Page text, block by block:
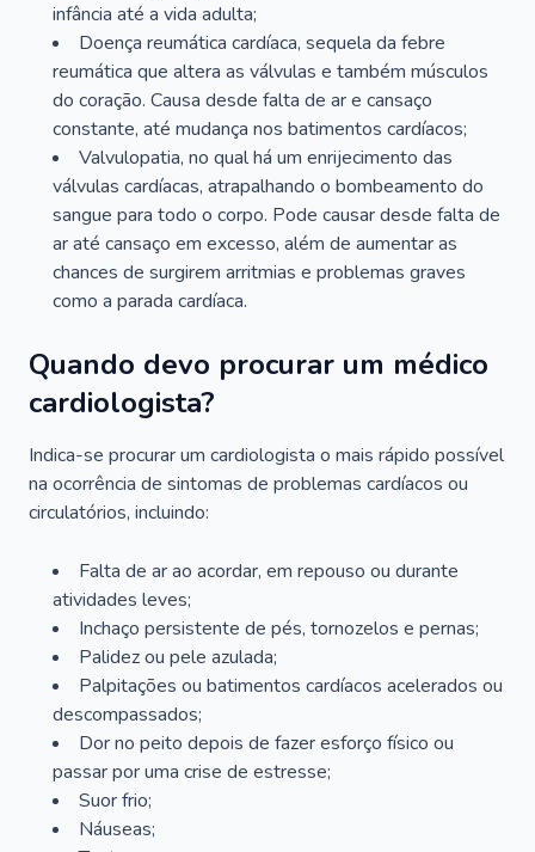
infância até a vida adulta;
Doença reumática cardíaca, sequela da febre
reumática que altera as válvulas e também músculos
do coração. Causa desde falta de ar e cansaço
constante, até mudança nos batimentos cardíacos;
Valvulopatia, no qual há um enrijecimento das
válvulas cardíacas, atrapalhando o bombeamento do
sangue para todo o corpo. Pode causar desde falta de
ar até cansaço em excesso, além de aumentar as
chances de surgirem arritmias e problemas graves
como a parada cardíaca.
Quando devo procurar um médico
cardiologista?
Indica-se procurar um cardiologista o mais rápido possível
na ocorrência de sintomas de problemas cardíacos ou
circulatórios, incluindo:
Falta de ar ao acordar, em repouso ou durante
atividades leves;
Inchaço persistente de pés, tornozelos e pernas;
Palidez ou pele azulada;
Palpitações ou batimentos cardíacos acelerados ou
descompassados;
Dor no peito depois de fazer esforço físico ou
passar por uma crise de estresse;
Suor frio;
Náuseas;